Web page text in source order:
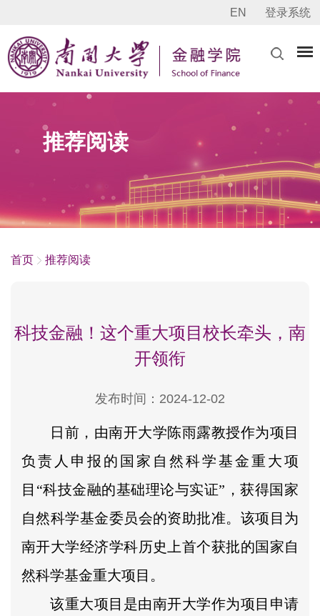
EN 登录系统
推荐阅读
首页 推荐阅读
科技金融！这个重大项目校长牵头，南
开领衔
发布时间：2024-12-02
日前，由南开大学陈雨露教授作为项目
负责人申报的国家自然科学基金重大项
目“科技金融的基础理论与实证”，获得国家
自然科学基金委员会的资助批准。该项目为
南开大学经济学科历史上首个获批的国家自
然科学基金重大项目。
该重大项目是由南开大学作为项目申请